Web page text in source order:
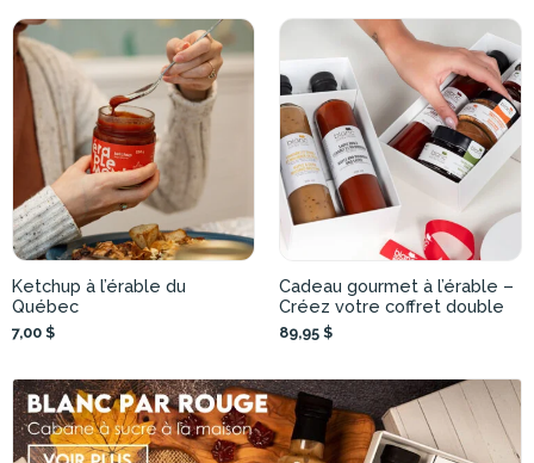
Ketchup à l’érable du
Québec
7,00 $
Cadeau gourmet à l’érable –
Créez votre coffret double
89,95 $